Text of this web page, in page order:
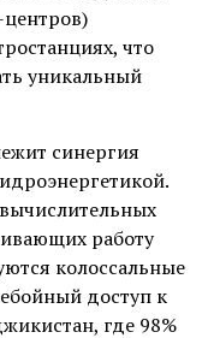
что
уникальный
синергия
работу
колоссальные
доступ к
где 98%